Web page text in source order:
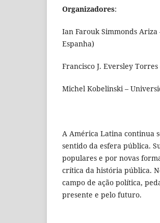
Organizadores:
Ian Farouk Simmonds
Espanha)
Francisco J. Eversley
Michel Kobelinski –
A América Latina continua
sentido da esfera pública.
populares e por novas
crítica da história pública.
campo de ação política,
presente e pelo futuro.